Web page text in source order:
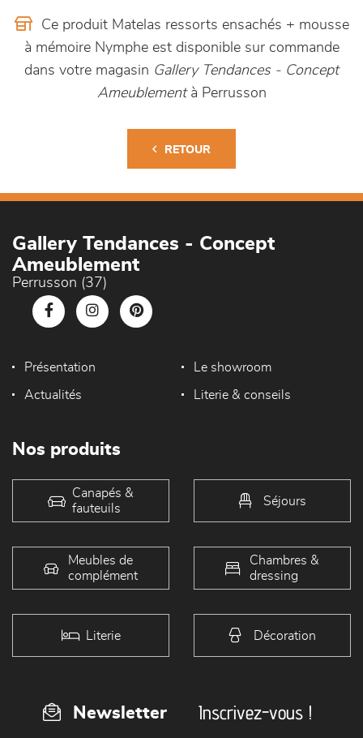
Ce produit Matelas ressorts ensachés + mousse
à mémoire Nymphe est disponible sur commande
dans votre magasin Gallery Tendances - Concept
Ameublement à Perrusson
RETOUR
Gallery Tendances - Concept
Ameublement
Perrusson (37)
Présentation Le showroom
Actualités Literie & conseils
Nos produits
Canapés &
fauteuils
Séjours
Meubles de
complément
Chambres &
dressing
Literie Décoration
Newsletter Inscrivez-vous !